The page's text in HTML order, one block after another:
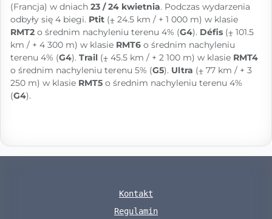
(Francja) w dniach 23 / 24 kwietnia. Podczas wydarzenia
odbyły się 4 biegi. Ptit (⨦ 24.5 km / + 1 000 m) w klasie
RMT2 o średnim nachyleniu terenu 4% (G4). Défis (⨦ 101.5
km / + 4 300 m) w klasie RMT6 o średnim nachyleniu
terenu 4% (G4). Trail (⨦ 45.5 km / + 2 100 m) w klasie RMT4
o średnim nachyleniu terenu 5% (G5). Ultra (⨦ 77 km / + 3
250 m) w klasie RMT5 o średnim nachyleniu terenu 4%
(G4).
Kontakt
Regulamin